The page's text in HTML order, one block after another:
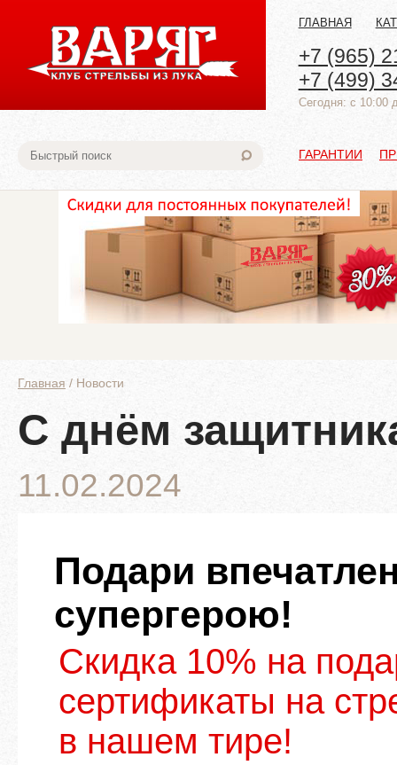
ГЛАВНАЯ
+7 (965)
+7 (499)
Cегодня: с 10:00
ГАРАНТИИ
Главная / Новости
С днём
11.02.2024
Подари
супергерою!
Cкидка 10% на
сертификаты на
в нашем тире!